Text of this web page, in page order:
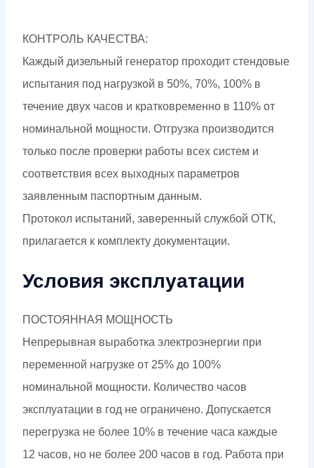
КОНТРОЛЬ КАЧЕСТВА:
Каждый дизельный генератор проходит стендовые
испытания под нагрузкой в 50%, 70%, 100% в
течение двух часов и кратковременно в 110% от
номинальной мощности. Отгрузка производится
только после проверки работы всех систем и
соответствия всех выходных параметров
заявленным паспортным данным.
Протокол испытаний, заверенный службой ОТК,
прилагается к комплекту документации.
Условия эксплуатации
ПОСТОЯННАЯ МОЩНОСТЬ
Непрерывная выработка электроэнергии при
переменной нагрузке от 25% до 100%
номинальной мощности. Количество часов
эксплуатации в год не ограничено. Допускается
перегрузка не более 10% в течение часа каждые
12 часов, но не более 200 часов в год. Работа при